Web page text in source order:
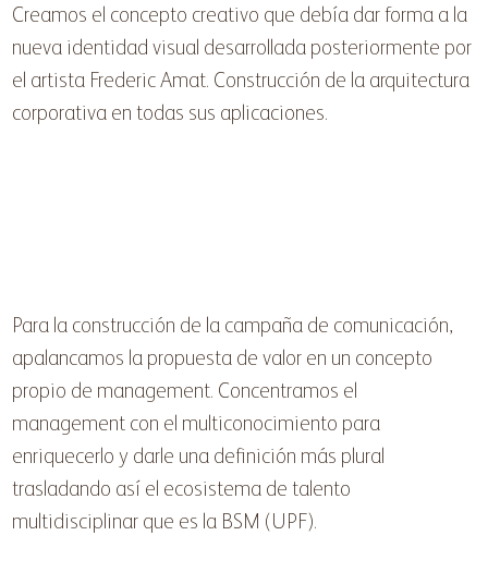
Creamos el concepto creativo que debía dar forma a la
nueva identidad visual desarrollada posteriormente por
el artista Frederic Amat. Construcción de la arquitectura
corporativa en todas sus aplicaciones.
Para la construcción de la campaña de comunicación,
apalancamos la propuesta de valor en un concepto
propio de management. Concentramos el
management con el multiconocimiento para
enriquecerlo y darle una definición más plural
trasladando así el ecosistema de talento
multidisciplinar que es la BSM (UPF).